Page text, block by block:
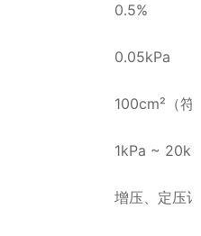
0.5%
0.05kPa
100cm²（符
1kPa ~
增压、定压